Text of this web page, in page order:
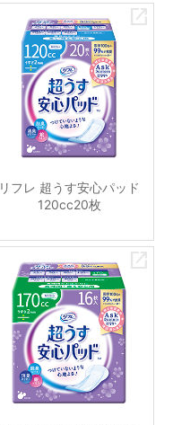
リフレ 超うす安心パッド
120cc20枚